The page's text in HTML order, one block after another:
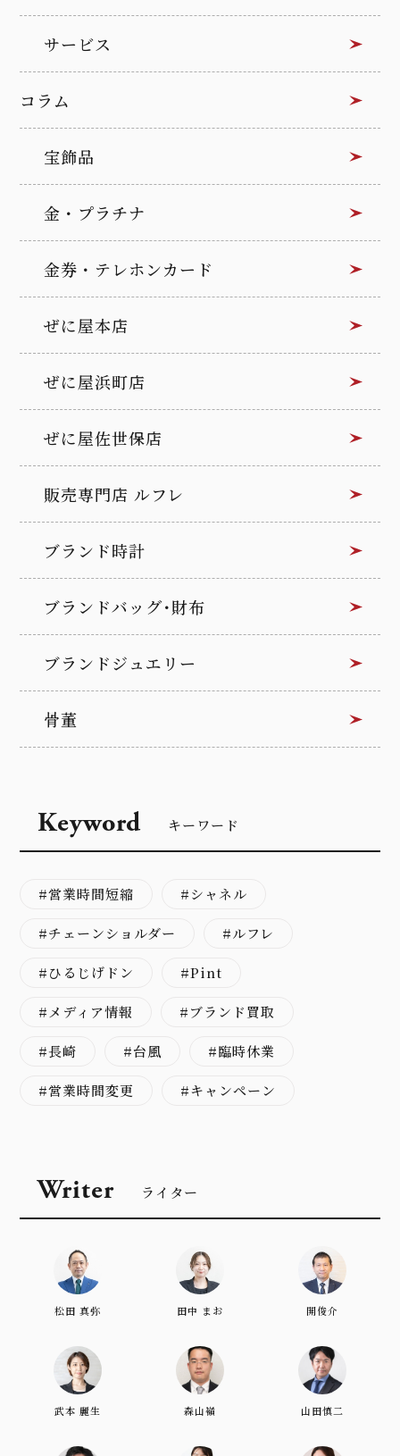
サービス
コラム
宝飾品
金・プラチナ
金券・テレホンカード
ぜに屋本店
ぜに屋浜町店
ぜに屋佐世保店
販売専門店 ルフレ
ブランド時計
ブランドバッグ･財布
ブランドジュエリー
骨董
Keyword キーワード
営業時間短縮 シャネル
チェーンショルダー ルフレ
ひるじげドン Pint
メディア情報 ブランド買取
長崎 台風 臨時休業
営業時間変更 キャンペーン
Writer ライター
松田 真弥 田中 まお 開俊介
武本 麗生 森山嶺 山田慎二